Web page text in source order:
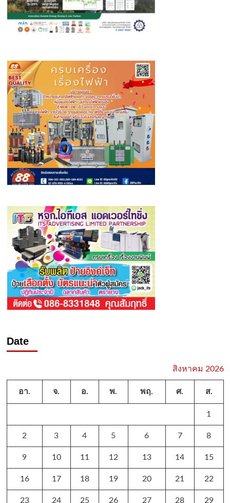
Date
สิงหาคม 2026
อา. จ. อ. พ. พฤ. ศ. ส.
1
2 3 4 5 6 7 8
9 10 11 12 13 14 15
16 17 18 19 20 21 22
23 24 25 26 27 28 29